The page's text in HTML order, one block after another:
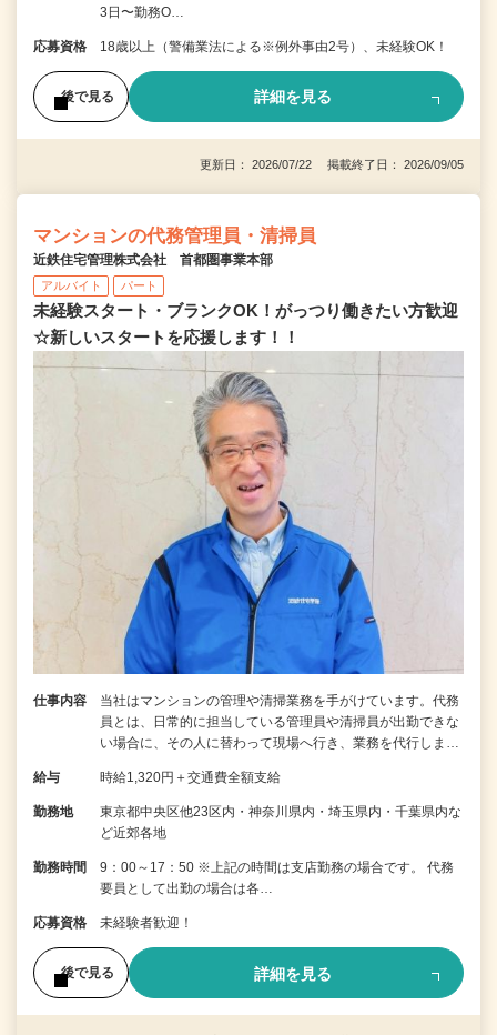
3日〜勤務O…
応募資格 18歳以上（警備業法による※例外事由2号）、未経験OK！
後で見る 詳細を見る
更新日： 2026/07/22 掲載終了日： 2026/09/05
マンションの代務管理員・清掃員
近鉄住宅管理株式会社 首都圏事業本部
アルバイト パート
未経験スタート・ブランクOK！がっつり働きたい方歓迎
☆新しいスタートを応援します！！
仕事内容
当社はマンションの管理や清掃業務を手がけています。代務
員とは、日常的に担当している管理員や清掃員が出勤できな
い場合に、その人に替わって現場へ行き、業務を代行しま…
給与 時給1,320円＋交通費全額支給
勤務地
東京都中央区他23区内・神奈川県内・埼玉県内・千葉県内な
ど近郊各地
勤務時間
9：00～17：50 ※上記の時間は支店勤務の場合です。 代務
要員として出勤の場合は各…
応募資格 未経験者歓迎！
後で見る 詳細を見る